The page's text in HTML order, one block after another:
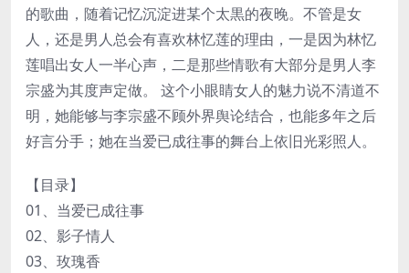
的歌曲，随着记忆沉淀进某个太黒的夜晚。不管是女
人，还是男人总会有喜欢林忆莲的理由，一是因为林忆
莲唱出女人一半心声，二是那些情歌有大部分是男人李
宗盛为其度声定做。 这个小眼睛女人的魅力说不清道不
明，她能够与李宗盛不顾外界舆论结合，也能多年之后
好言分手；她在当爱已成往事的舞台上依旧光彩照人。
【目录】
01、当爱已成往事
02、影子情人
03、玫瑰香